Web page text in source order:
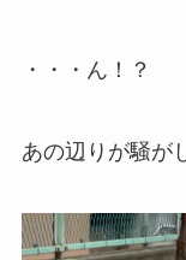
・・・ん！？
あの辺りが騒が